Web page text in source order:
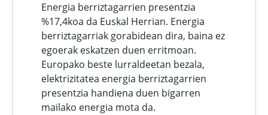
Energia berriztagarrien presentzia
%17,4koa da Euskal Herrian. Energia
berriztagarriak gorabidean dira, baina ez
egoerak eskatzen duen erritmoan.
Europako beste lurraldeetan bezala,
elektrizitatea energia berriztagarrien
presentzia handiena duen bigarren
mailako energia mota da.